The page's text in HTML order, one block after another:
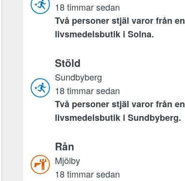
18 timmar sedan
Två personer stjäl varor från en
livsmedelsbutik i Solna.
Stöld
Sundbyberg
18 timmar sedan
Två personer stjäl varor från en
livsmedelsbutik i Sundbyberg.
Rån
Mjölby
18 timmar sedan